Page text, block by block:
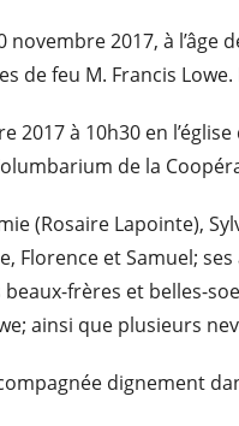
novembre 2017, à
de feu M. Francis
à 10h30 en
de la
(Rosaire Lapointe),
Florence et Samuel;
beaux-frères et belles-
ainsi que plusieurs
dignement